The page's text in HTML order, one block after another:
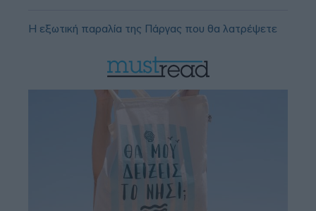
Η εξωτική παραλία της Πάργας που θα λατρέψετε